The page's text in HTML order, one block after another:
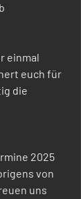
einmal
euch für
die
2025
von
uns